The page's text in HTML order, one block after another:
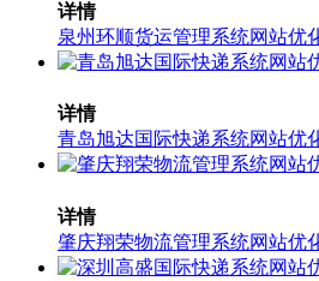
详情
泉州环顺货运管理系统网站优
详情
青岛旭达国际快递系统网站优
详情
肇庆翔荣物流管理系统网站优